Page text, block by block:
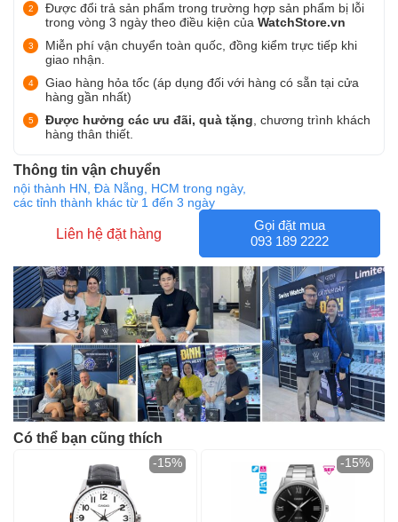
Được đổi trả sản phẩm trong trường hợp sản phẩm bị lỗi
trong vòng 3 ngày theo điều kiện của WatchStore.vn
Miễn phí vận chuyển toàn quốc, đồng kiểm trực tiếp khi
giao nhận.
Giao hàng hỏa tốc (áp dụng đối với hàng có sẵn tại cửa
hàng gần nhất)
Được hưởng các ưu đãi, quà tặng , chương trình khách
hàng thân thiết.
Thông tin vận chuyển
nội thành HN, Đà Nẵng, HCM trong ngày,
các tỉnh thành khác từ 1 đến 3 ngày
Liên hệ đặt hàng
Gọi đặt mua
093 189 2222
Có thể bạn cũng thích
-15% -15%